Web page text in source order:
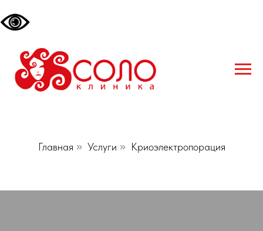
Главная » Услуги » Криоэлектропорация